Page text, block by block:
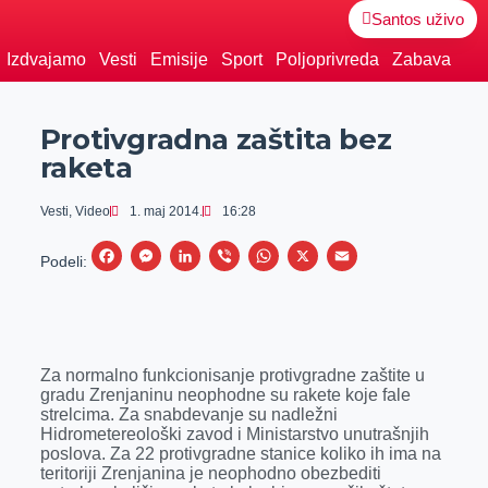
Santos uživo
Izdvajamo Vesti Emisije Sport Poljoprivreda Zabava
Protivgradna zaštita bez
raketa
Vesti, Video 1. maj 2014. 16:28
Podeli:
F
b
o
o
k
M
e
n
g
e
L
e
d
I
n
V
r
W
s
A
p
p
X
E
l
Za normalno funkcionisanje protivgradne zaštite u
gradu Zrenjaninu neophodne su rakete koje fale
strelcima. Za snabdevanje su nadležni
Hidrometereološki zavod i Ministarstvo unutrašnjih
poslova. Za 22 protivgradne stanice koliko ih ima na
teritoriji Zrenjanina je neophodno obezbediti